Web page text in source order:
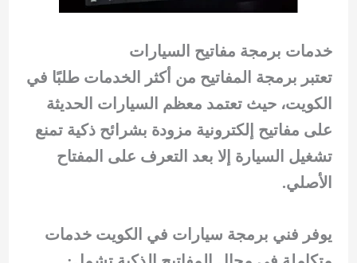
خدمات برمجة مفاتيح السيارات
تعتبر برمجة المفاتيح من أكثر الخدمات طلبًا في
الكويت، حيث تعتمد معظم السيارات الحديثة
على مفاتيح إلكترونية مزودة بشرائح ذكية تمنع
تشغيل السيارة إلا بعد التعرف على المفتاح
الأصلي.
يوفر فني برمجة سيارات في الكويت خدمات